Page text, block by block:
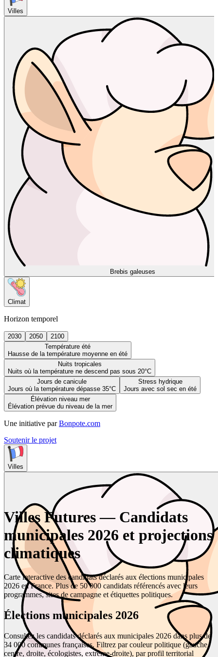
Villes
Brebis galeuses
Climat
Horizon temporel
2030 2050
2100
Température été
Hausse de la température moyenne en été
Nuits tropicales
Nuits où la température ne descend pas sous 20°C
Jours de canicule
Jours où la température dépasse 35°C
Stress hydrique
Jours avec sol sec en été
Élévation niveau mer
Élévation prévue du niveau de la mer
Une initiative par Bonpote.com
Soutenir le projet
Villes
Villes Futures — Candidats
municipales 2026 et projections
climatiques
Carte interactive des candidats déclarés aux élections municipales
2026 en France. Plus de 50 000 candidats référencés avec leurs
programmes, sites de campagne et étiquettes politiques.
Élections municipales 2026
Consultez les candidats déclarés aux municipales 2026 dans plus de
34 000 communes françaises. Filtrez par couleur politique (gauche,
centre, droite, écologistes, extrême-droite), par profil territorial